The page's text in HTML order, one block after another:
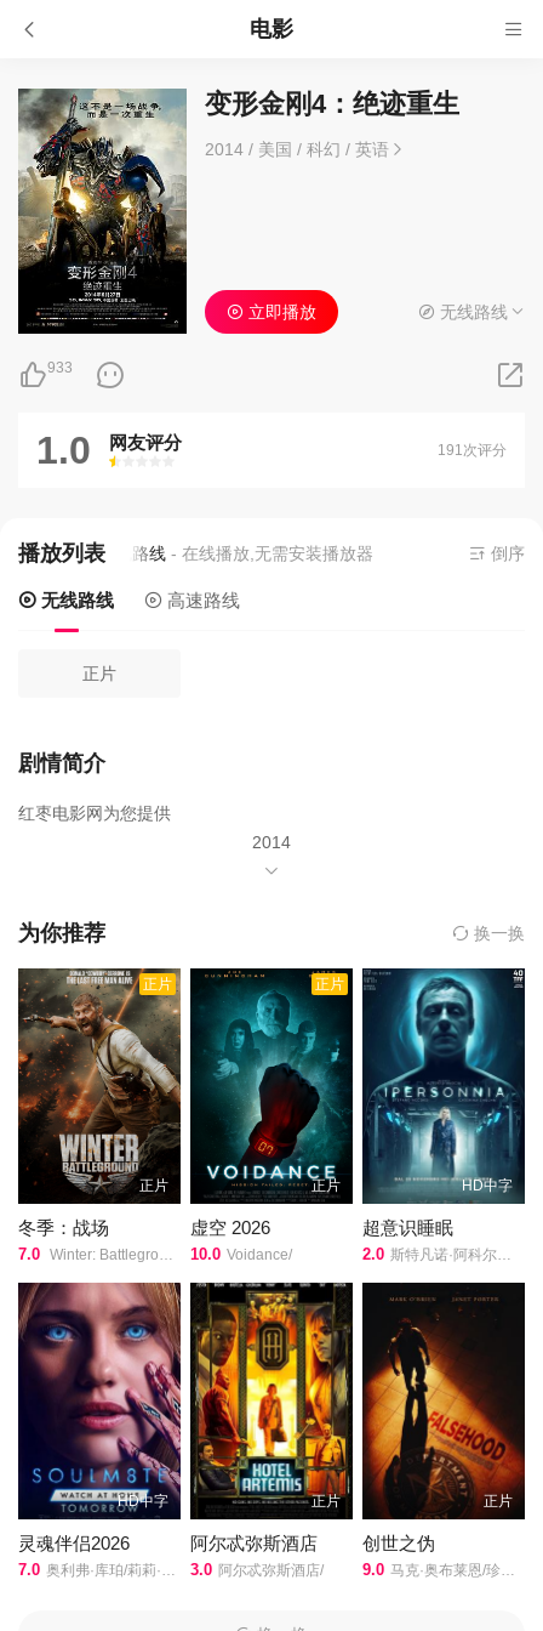
电影
变形金刚4：绝迹重生
2014 / 美国 / 科幻/ 英语
933
立即播放 无线路线
1.0 网友评分
很差
较差还行推荐力荐
191次评分
播放列表
资源来源无线路线- 在线播放,无需安装播放器 倒序
无线路线 高速路线
正片
剧情简介
红枣电影网为您提供
2014
凯尔希·格兰莫
妮可拉·佩尔茨
杰克·莱
主演,
迈克尔·贝
导演的《变形金刚4：绝迹重生》在线观看,《变形金刚4：绝迹重
生》百度云网盘资源以及《变形金刚4：绝迹重生》高清mp4迅雷下
载，希望您能喜欢！
当年那场惨烈的芝加哥大战，汽车人虽然成功击退了霸天虎的入
侵，却也让地球人对他们失去了应有的信任与尊重。由美国中情局
组建的“墓风”部队对所有的变形金刚进行无差别的猎杀，一时间汽车
人和霸天虎全都在地球不见了踪影。某天，居住在得州的落魄机械
发明家凯德·伊格（马克·沃尔伯格 Marky Mark 饰）买回来一辆破旧
的卡车车头，谁知那竟是处在休眠中的汽车人首领擎天柱。嗅到气
息的墓风部队蜂拥而至，苏醒后的擎天柱救走了凯德一家，也和散
落在各个角落的汽车人相继取得联系。另一方面，疯狂的人类科学
家从变形金刚的残骸中获知了他们变形的秘密，并企图借此制造出
人造金刚，而脱胎自威震天的惊破天正是他们的得意作品以及催命
为你推荐 换一换
正片
正片
冬季：战场
7.0 Winter: Battleground/
正片
正片
虚空 2026
10.0 Voidance/
HD中字
超意识睡眠
2.0 斯特凡诺·阿科尔西/桑德拉·切卡莱利/
HD中字
灵魂伴侣2026
7.0 奥利弗·库珀/莉莉·沙利文/大卫·里达尔/奥辛·皮雷/克劳迪娅·杜米特/伊莎贝尔·邦弗雷/艾玛·拉莫斯/Steve·Chusak/Nicholas·Lane/Hannah·Brady/Harleen·Sahota/Charlie·Kranz/Jon·Tarcy/Valerie·Lynn·Hanna/加里·赫泽勒/Robert·Ashe/Sydney·Blackburn/Declan·Gill/Cameron·Anthony/
正片
阿尔忒弥斯酒店
3.0 阿尔忒弥斯酒店/
正片
创世之伪
9.0 马克·奥布莱恩/珍妮特·波特/